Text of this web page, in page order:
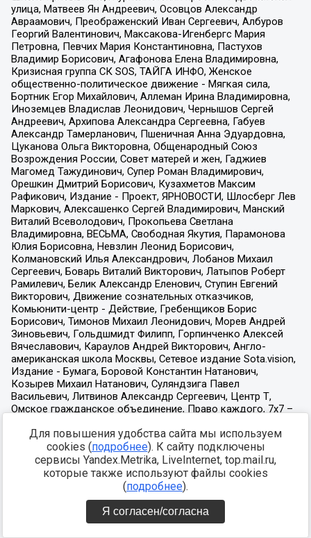
Для повышения удобства сайта мы используем
cookies (подробнее). К сайту подключены
сервисы Yandex.Metrika, LiveInternet, top.mail.ru,
которые также используют файлы cookies
(подробнее).
Я согласен/согласна